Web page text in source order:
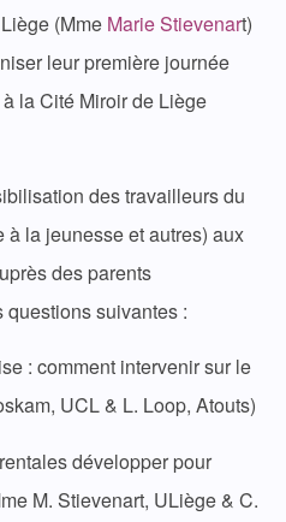
(Mme Marie Stievenart)
leur première journée
la Cité Miroir de Liège
des travailleurs du
la jeunesse et autres) aux
des parents
suivantes :
: comment intervenir sur le
UCL & L. Loop, Atouts)
développer pour
M. Stievenart, ULiège & C.